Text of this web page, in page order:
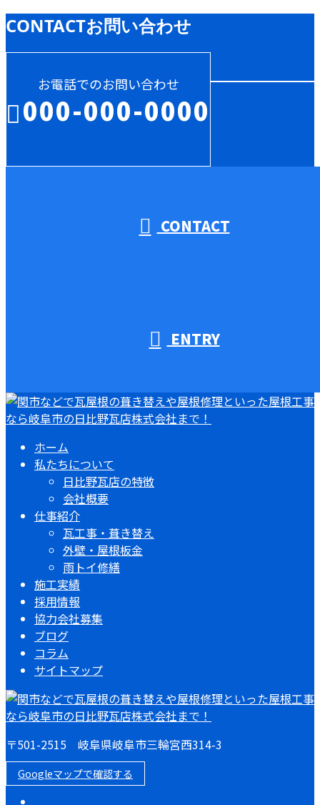
CONTACTお問い合わせ
お電話でのお問い合わせ
000-000-0000
CONTACT
ENTRY
ホーム
私たちについて
日比野瓦店の特徴
会社概要
仕事紹介
瓦工事・葺き替え
外壁・屋根板金
雨トイ修繕
施工実績
採用情報
協力会社募集
ブログ
コラム
サイトマップ
〒501-2515 岐阜県岐阜市三輪宮西314-3
Googleマップで確認する